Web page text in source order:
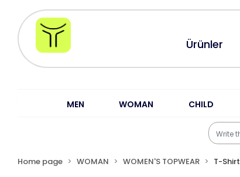
Ürünler
MEN WOMAN CHILD
Home page WOMAN WOMEN'S TOPWEAR T-Shirt